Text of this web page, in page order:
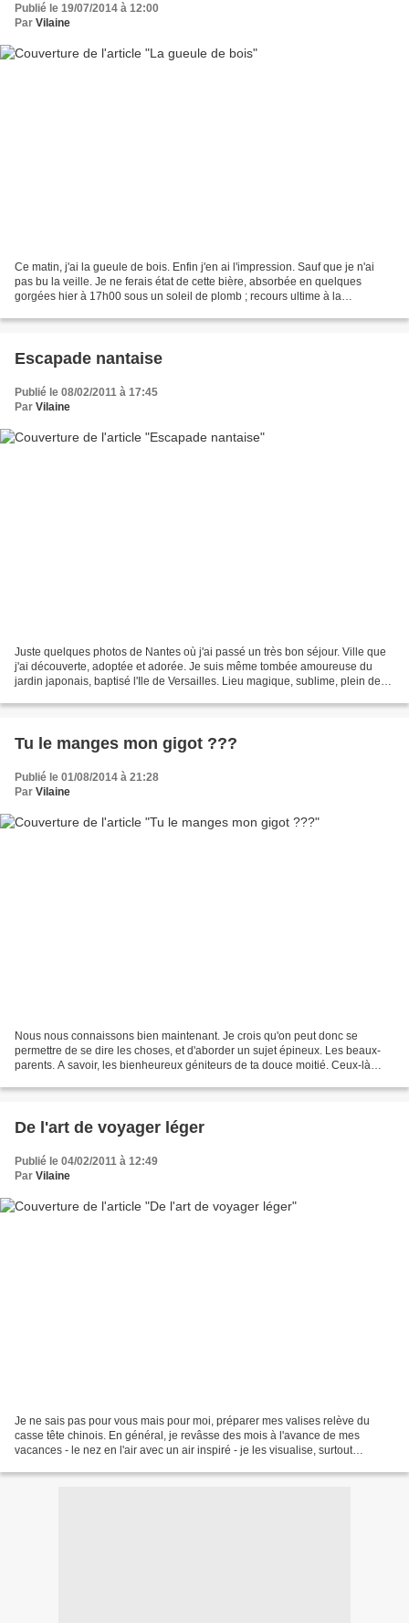
Publié le 19/07/2014 à 12:00
Par Vilaine
Ce matin, j'ai la gueule de bois. Enfin j'en ai l'impression. Sauf que je n'ai
pas bu la veille. Je ne ferais état de cette bière, absorbée en quelques
gorgées hier à 17h00 sous un soleil de plomb ; recours ultime à la
Escapade nantaise
Publié le 08/02/2011 à 17:45
Par Vilaine
Juste quelques photos de Nantes où j'ai passé un très bon séjour. Ville que
j'ai découverte, adoptée et adorée. Je suis même tombée amoureuse du
jardin japonais, baptisé l'Ile de Versailles. Lieu magique, sublime, plein de
Tu le manges mon gigot ???
Publié le 01/08/2014 à 21:28
Par Vilaine
Nous nous connaissons bien maintenant. Je crois qu'on peut donc se
permettre de se dire les choses, et d'aborder un sujet épineux. Les beaux-
parents. A savoir, les bienheureux géniteurs de ta douce moitié. Ceux-là
De l'art de voyager léger
Publié le 04/02/2011 à 12:49
Par Vilaine
Je ne sais pas pour vous mais pour moi, préparer mes valises relève du
casse tête chinois. En général, je revâsse des mois à l'avance de mes
vacances - le nez en l'air avec un air inspiré - je les visualise, surtout